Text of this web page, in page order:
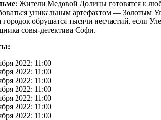
Жители Медовой Долины готовятся к
уникальным артефактом — Золотым
городок обрушатся тысячи несчастий, если
совы-детектива Софи.
2022: 11:00
2022: 11:00
2022: 11:00
2022: 11:00
2022: 11:00
2022: 11:00
2022: 11:00